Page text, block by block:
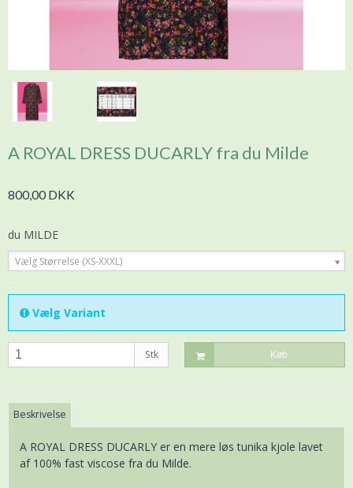
A ROYAL DRESS DUCARLY fra du Milde
800,00 DKK
du MILDE
Vælg Størrelse (XS-XXXL)
Vælg Variant
Stk Køb
Beskrivelse
A ROYAL DRESS DUCARLY er en mere løs tunika kjole lavet
af 100% fast viscose fra du Milde.